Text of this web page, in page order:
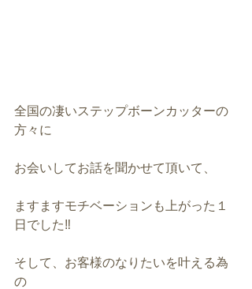
全国の凄いステップボーンカッターの
方々に
お会いしてお話を聞かせて頂いて、
ますますモチベーションも上がった１
日でした‼️
そして、お客様のなりたいを叶える為
の